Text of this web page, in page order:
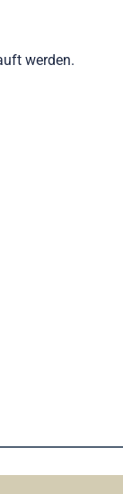
werden.